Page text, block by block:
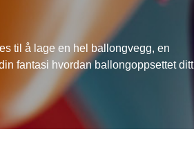
til å lage en hel ballongvegg, en
fantasi hvordan ballongoppsettet ditt